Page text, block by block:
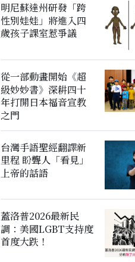
明尼蘇達州研發「跨
性別娃娃」將進入四
歲孩子課室惹爭議
從一部動畫開始《超
級妙妙書》深耕四十
年打開日本福音宣教
之門
台灣手語聖經翻譯新
里程 盼聾人「看見」
上帝的話語
蓋洛普2026最新民
調：美國LGBT支持度
首度大跌！